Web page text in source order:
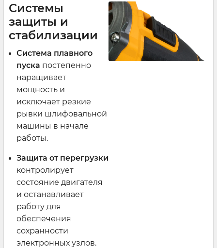
Системы
защиты и
стабилизации
Система плавного
пуска постепенно
наращивает
мощность и
исключает резкие
рывки шлифовальной
машины в начале
работы.
Защита от перегрузки
контролирует
состояние двигателя
и останавливает
работу для
обеспечения
сохранности
электронных узлов.